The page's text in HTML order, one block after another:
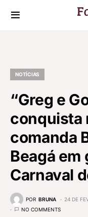
NOTÍCIAS
“Greg e
conquista
comanda
Beagá
Carnaval
POR BRUNA 24 DE
NO COMMENTS